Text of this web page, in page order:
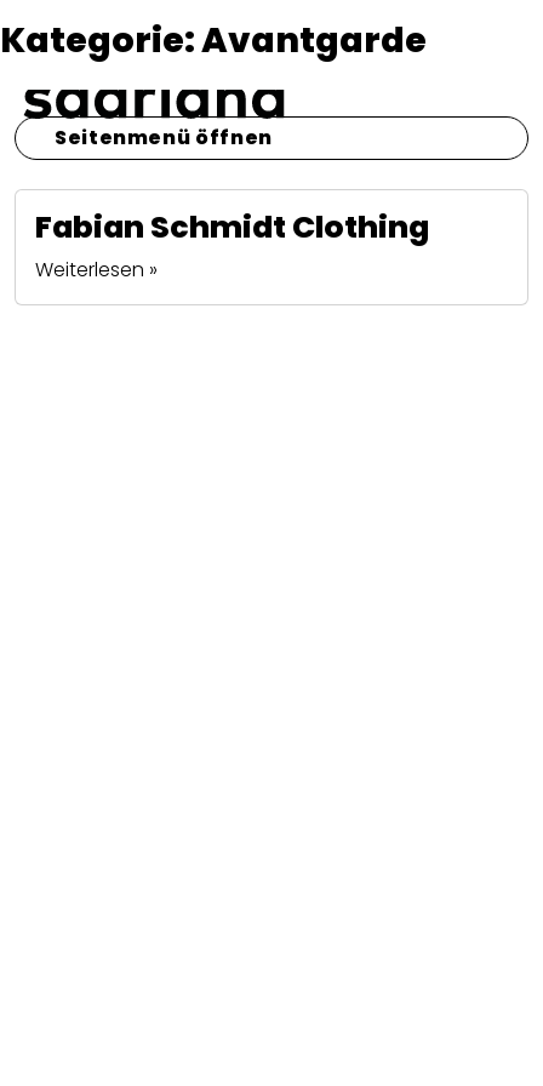
Kategorie:Avantgarde
Fabian Schmidt Clothing
Weiterlesen »
Seitenmenü öffnen